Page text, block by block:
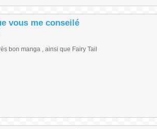
vous me conseilé
bon manga , ainsi que Fairy Tail